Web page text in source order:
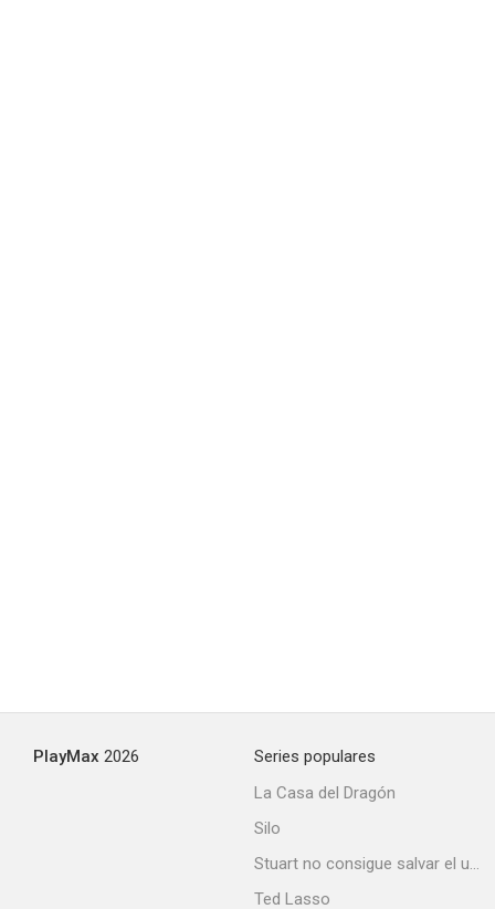
PlayMax 2026
Series populares
La Casa del Dragón
Silo
Stuart no consigue salvar el universo
Ted Lasso